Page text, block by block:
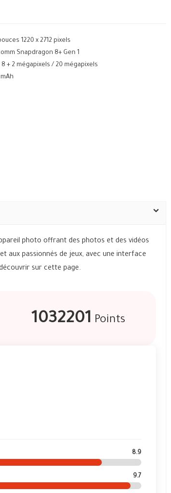
1220 x 2712 pixels
Snapdragon 8+ Gen 1
8 + 2 mégapixels / 20 mégapixels
photo offrant des photos et des vidéos
aux passionnés de jeux, avec une interface
sur cette page.
1032201 Points
8.9
9.7